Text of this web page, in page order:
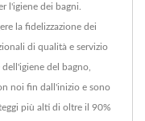
l'igiene dei bagni.
la fidelizzazione dei
di qualità e servizio
del bagno,
noi fin dall'inizio e sono
più alti di oltre il 90%